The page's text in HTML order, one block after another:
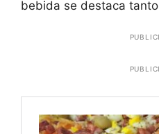
bebida se destaca